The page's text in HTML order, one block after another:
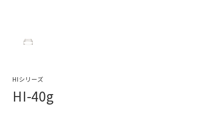
HIシリーズ
HI-40g